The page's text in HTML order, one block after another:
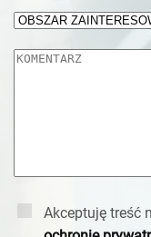
Akceptuję treść